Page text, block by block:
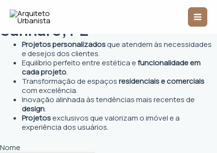
para
conteúdo
Main
Arquiteto Urbanista em
Sanharó, PE
Projetos personalizadosque atendem às necessidades
e desejos dos clientes.
Equilíbrio perfeito entre estética efuncionalidade em
cada projeto.
Transformação de espaçosresidenciais e comerciais
com excelência.
Inovação alinhada às tendências mais recentes de
design.
Projetosexclusivos que valorizam o imóvel e a
experiência dos usuários.
Nome